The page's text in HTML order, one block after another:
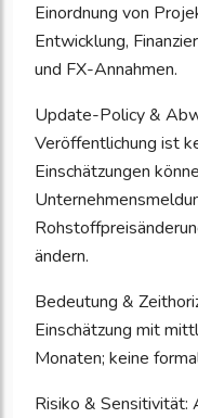
Einordnung von
Entwicklung,
und FX-Annahmen.
Update-Policy &
Veröffentlichung ist
Einschätzungen
ändern.
Bedeutung &
Einschätzung mit
Monaten; keine
Risiko & Sensitivität: